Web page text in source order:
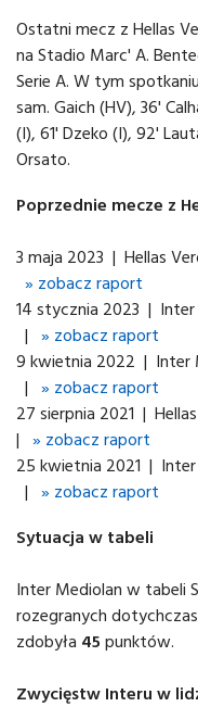
Ostatni mecz z Hellas
na Stadio Marc' A.
Serie A. W tym
sam. Gaich (HV), 36'
(I), 61' Dzeko (I), 92'
Orsato.
Poprzednie mecze z
3 maja 2023 | Hellas
» zobacz raport
14 stycznia 2023 | Inter
| » zobacz raport
9 kwietnia 2022 | Inter
| » zobacz raport
27 sierpnia 2021 |
| » zobacz raport
25 kwietnia 2021 |
| » zobacz raport
Sytuacja w tabeli
Inter Mediolan w tabeli
rozegranych dotychczas
zdobyła 45 punktów.
Zwycięstw Interu w